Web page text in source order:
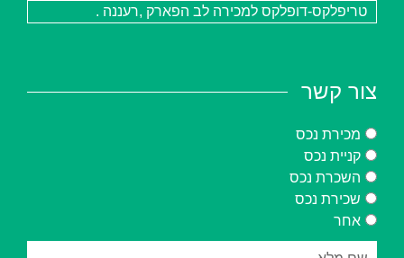
טריפלקס-דופלקס למכירה לב הפארק ,רעננה .
צור קשר
מכירת נכס
קניית נכס
השכרת נכס
שכירת נכס
אחר